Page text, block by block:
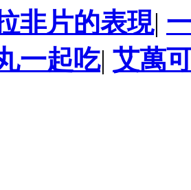
非片的表現|
一起吃| 艾萬